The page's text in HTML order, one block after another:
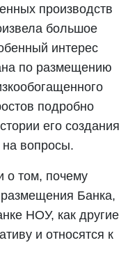
производств
большое
интерес
по размещению
подробно
его создания
на вопросы.
о том, почему
Банка,
НОУ, как другие
и относятся к